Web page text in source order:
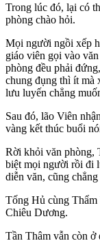
Trong lúc đó, lại có
phòng chào hỏi.
Mọi người ngồi xếp
giáo viên gọi vào
phòng đều phải
chung đụng thì ít mà
lưu luyến chẳng
Sau đó, lão Viên
vàng kết thúc buổi
Rời khỏi văn phòng,
biệt mọi người rồi đi
diễn văn, cũng
Tống Hủ cùng
Chiêu Dương.
Tần Thâm vẫn còn ở